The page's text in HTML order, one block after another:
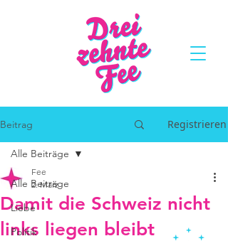
Beitrag Registrieren
Alle Beiträge
Liebe
Politik
Alle Beiträge
Damit die Schweiz nicht
links liegen bleibt
Fee
2. März